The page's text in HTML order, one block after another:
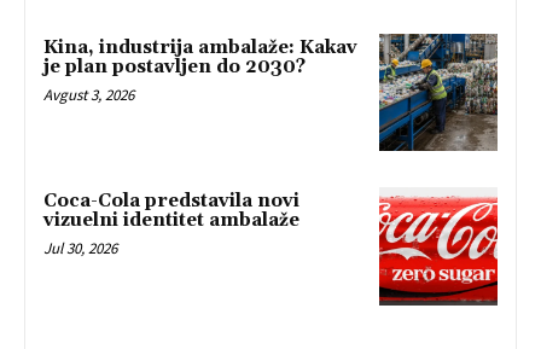
Kina, industrija ambalaže: Kakav
je plan postavljen do 2030?
Avgust 3, 2026
Coca-Cola predstavila novi
vizuelni identitet ambalaže
Jul 30, 2026